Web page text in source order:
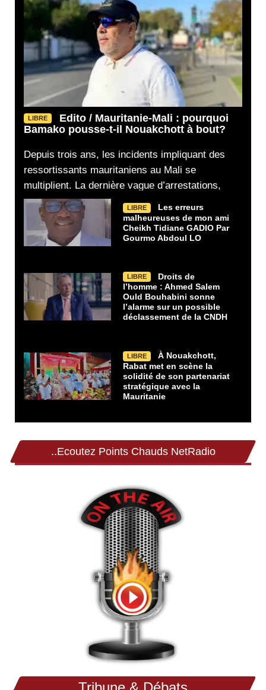
LIBRE
Edito / Mauritanie-Mali : pourquoi
Bamako pousse-t-il Nouakchott à bout?
Depuis trois ans, les incidents impliquant des
ressortissants mauritaniens au Mali se
multiplient. La dernière vague d’arrestations,
LIBRE
Les erreurs
malheureuses de mon ami
Cheikh Tidiane GADIO Par
Gourmo Abdoul LO
LIBRE
Droits de
l’homme : Ahmed Salem
Ould Bouhabini sonne
l’alarme sur un possible
déclassement de la CNDH
LIBRE
À Nouakchott,
Rabat met en scène la
solidité de son partenariat
stratégique avec la
Mauritanie
..Ecoutez Points Chauds NetRadio